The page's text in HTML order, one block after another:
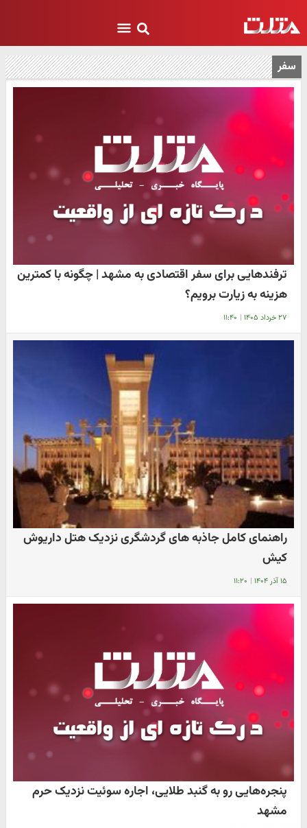
سفر
ترفندهایی برای سفر اقتصادی به مشهد | چگونه با کمترین
هزینه به زیارت برویم؟
۲۷ خرداد ۱۴۰۵ | ۱۱:۴۰
راهنمای کامل جاذبه های گردشگری نزدیک هتل داریوش
کیش
۱۵ آذر ۱۴۰۴ | ۱۱:۲۰
پنجره‌هایی رو به گنبد طلایی، اجاره سوئیت نزدیک حرم
مشهد